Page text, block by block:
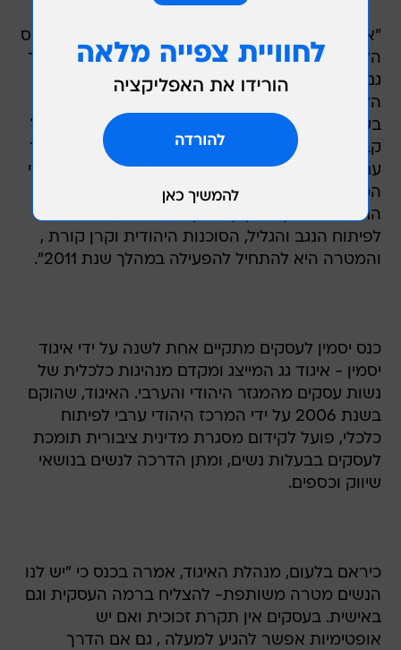
"אנחנו יודעים שיש ליזמים מהמגזר הבדואי קושי לגייס
הלוואות מהבנק", אמר קויתי לאחר נאומו בכנס, "אך
גם מקרנות בערבות המדינה הם מתקשים לגייס
הלוואות, אף לאחר ייעוץ וכתיבת תוכנית עסקית,
בעקבות סטיגמה של מוסר תשלומים ירוד ובעיה של
קבלת בטחונות". בעקבות זאת החליטו בסוכנות, יחד
עם איימן סייף, מנהל הרשות לפיתוח כלכלי של מגזרי
המיעוטים במשרד ראש הממשלה, להקים את הקרן
החדשה. "להקת הקרן נשתף פעולה עם המטה
לפיתוח הנגב והגליל, הסוכנות היהודית וקרן קורת ,
והמטרה היא להתחיל להפעילה במהלך שנת 2011".
כנס יסמין לעסקים מתקיים אחת לשנה על ידי איגוד
יסמין - איגוד גג המייצג ומקדם מנהיגות כלכלית של
נשות עסקים מהמגזר היהודי והערבי. האיגוד, שהוקם
בשנת 2006 על ידי המרכז היהודי ערבי לפיתוח
כלכלי, פועל לקידום מסגרת מדינית ציבורית תומכת
לעסקים בבעלות נשים, ומתן הדרכה לנשים בנושאי
שיווק וכספים.
כיראם בלעום, מנהלת האיגוד, אמרה בכנס כי "יש לנו
הנשים מטרה משותפת- להצליח ברמה העסקית וגם
באישית. בעסקים אין תקרת זכוכית ואם יש
אופטימיות אפשר להגיע למעלה , גם אם הדרך